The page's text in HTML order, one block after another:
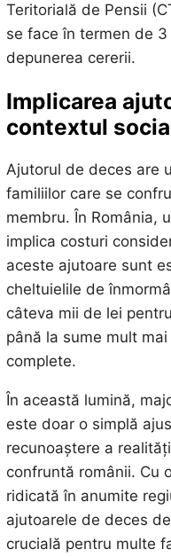
Teritorială de Pensii
se face în termen de
depunerea cererii.
Implicarea
contextul
Ajutorul de deces are
familiilor care se
membru. În România,
implica costuri
aceste ajutoare sunt
cheltuielile de
câteva mii de lei
până la sume mult
complete.
În această lumină,
este doar o simplă
recunoaștere a
confruntă românii. Cu
ridicată în anumite
ajutoarele de deces
crucială pentru multe